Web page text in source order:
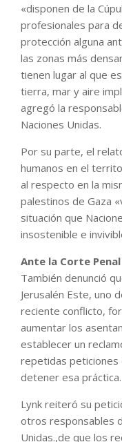
«disponen de la
profesionales para
protección alguna
las zonas más
tienen lugar al que
tierra, mar y aire
agregó la
Naciones Unidas.
Por su parte, el
humanos en el
al respecto en la
palestinos de Gaza
situación que
insostenible e
Ante la Corte
También denunció
Jerusalén Este, uno
reciente conflicto,
aumentar los
establecer un
repetidas peticiones
detener esa práctica.
Lynk reiteró su
otros responsables
Unidas.,de que los